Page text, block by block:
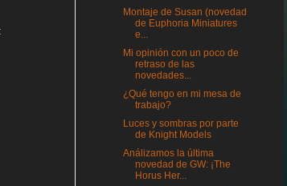
Montaje de Susan (novedad
de Euphoria Miniatures
e...
Mi opinión con un poco de
retraso de las
novedades...
¿Qué tengo en mi mesa de
trabajo?
Luces y sombras por parte
de Knight Models
Análizamos la última
novedad de GW: ¡The
Horus Her...